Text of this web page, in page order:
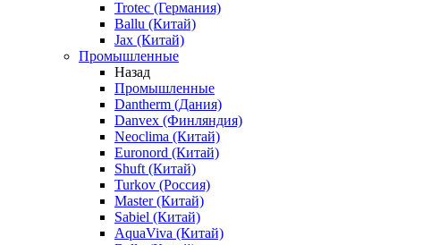
Trotec (Германия)
Ballu (Китай)
Jax (Китай)
Промышленные
Назад
Промышленные
Dantherm (Дания)
Danvex (Финляндия)
Neoclima (Китай)
Euronord (Китай)
Shuft (Китай)
Turkov (Россия)
Master (Китай)
Sabiel (Китай)
AquaViva (Китай)